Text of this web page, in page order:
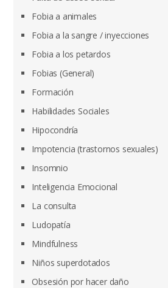
Fobia a animales
Fobia a la sangre / inyecciones
Fobia a los petardos
Fobias (General)
Formación
Habilidades Sociales
Hipocondría
Impotencia (trastornos sexuales)
Insomnio
Inteligencia Emocional
La consulta
Ludopatía
Mindfulness
Niños superdotados
Obsesión por hacer daño